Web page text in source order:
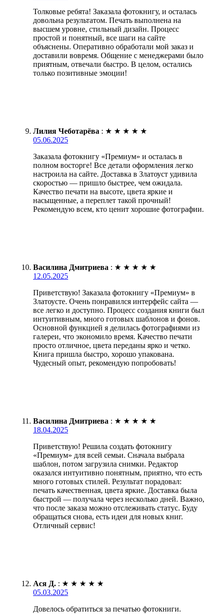
Толковые ребята! Заказала фотокнигу, и осталась
довольна результатом. Печать выполнена на
высшем уровне, стильный дизайн. Процесс
простой и понятный, все шаги на сайте
объяснены. Оперативно обработали мой заказ и
доставили вовремя. Общение с менеджерами было
приятным, отвечали быстро. В целом, остались
только позитивные эмоции!
Лилия Чеботарёва : ★ ★ ★ ★ ★
05.06.2025
Заказала фотокнигу «Премиум» и осталась в
полном восторге! Все детали оформления легко
настроила на сайте. Доставка в Златоуст удивила
скоростью — пришло быстрее, чем ожидала.
Качество печати на высоте, цвета яркие и
насыщенные, а переплет такой прочный!
Рекомендую всем, кто ценит хорошие фотографии.
Василина Дмитриева : ★ ★ ★ ★ ★
12.05.2025
Приветствую! Заказала фотокнигу «Премиум» в
Златоусте. Очень понравился интерфейс сайта —
все легко и доступно. Процесс создания книги был
интуитивным, много готовых шаблонов и фонов.
Основной функцией я делилась фотографиями из
галереи, что экономило время. Качество печати
просто отличное, цвета переданы ярко и четко.
Книга пришла быстро, хорошо упакована.
Чудесный опыт, рекомендую попробовать!
Василина Дмитриева : ★ ★ ★ ★ ★
18.04.2025
Приветствую! Решила создать фотокнигу
«Премиум» для всей семьи. Сначала выбрала
шаблон, потом загрузила снимки. Редактор
оказался интуитивно понятным, приятно, что есть
много готовых стилей. Результат порадовал:
печать качественная, цвета яркие. Доставка была
быстрой — получала через несколько дней. Важно,
что после заказа можно отслеживать статус. Буду
обращаться снова, есть идеи для новых книг.
Отличный сервис!
Ася Д. : ★ ★ ★ ★ ★
05.03.2025
Довелось обратиться за печатью фотокниги.